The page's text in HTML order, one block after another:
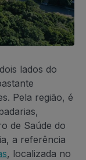
lados do
Pela região, é
de Saúde do
a referência
, localizada no